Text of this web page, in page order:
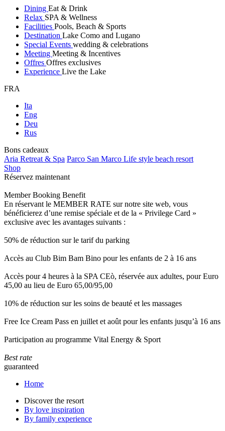
Dining Eat & Drink
Relax SPA & Wellness
Facilities Pools, Beach & Sports
Destination Lake Como and Lugano
Special Events wedding & celebrations
Meeting Meeting & Incentives
Offres Offres exclusives
Experience Live the Lake
FRA
Ita
Eng
Deu
Rus
Bons cadeaux
Aria Retreat & Spa Parco San Marco Life style beach resort
Shop
Réservez maintenant
Member Booking Benefit
En réservant le MEMBER RATE sur notre site web, vous
bénéficierez d’une remise spéciale et de la « Privilege Card »
exclusive avec les avantages suivants :
50% de réduction sur le tarif du parking
Accès au Club Bim Bam Bino pour les enfants de 2 à 16 ans
Accès pour 4 heures à la SPA CEò, réservée aux adultes, pour Euro
45,00 au lieu de Euro 65,00/95,00
10% de réduction sur les soins de beauté et les massages
Free Ice Cream Pass en juillet et août pour les enfants jusqu’à 16 ans
Participation au programme Vital Energy & Sport
Best rate
guaranteed
Home
Discover the resort
By love inspiration
By family experience